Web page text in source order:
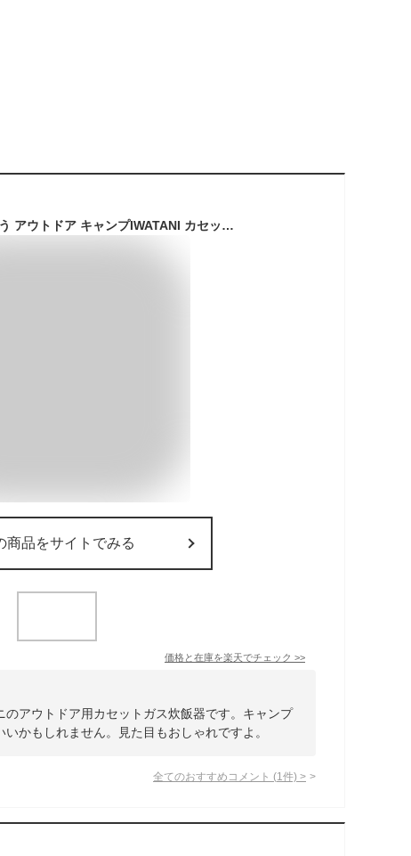
イワタニ 炊飯器 飯ごう アウトドア キャンプIWATANI カセットガス炊飯器 HAN-go CB-RC-1送料無料 1号 3合 5合 コードレス ソロキャンプ グランピング 災害時 防災◇ F
商品をサイトでみる
価格と在庫を楽天でチェック >>
アウトドア用カセットガス炊飯器です。キャンプ
かもしれません。見た目もおしゃれですよ。
全てのおすすめコメント (1 件) >